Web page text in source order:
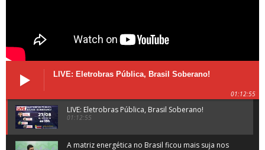
LIVE: Eletrobras Pública, Brasil Soberano!
01:12:55
LIVE: Eletrobras Pública, Brasil Soberano!
01:12:55
A matriz energética no Brasil ficou mais suja nos